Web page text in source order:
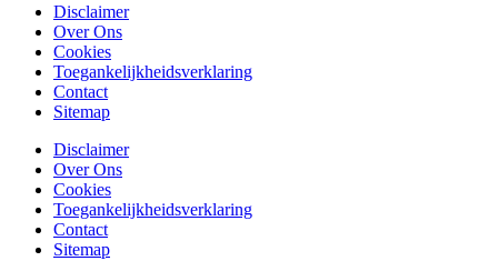
Disclaimer
Over Ons
Cookies
Toegankelijkheidsverklaring
Contact
Sitemap
Disclaimer
Over Ons
Cookies
Toegankelijkheidsverklaring
Contact
Sitemap